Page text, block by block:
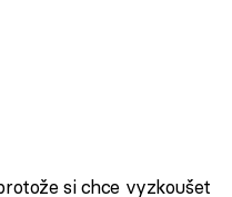
si chce vyzkoušet